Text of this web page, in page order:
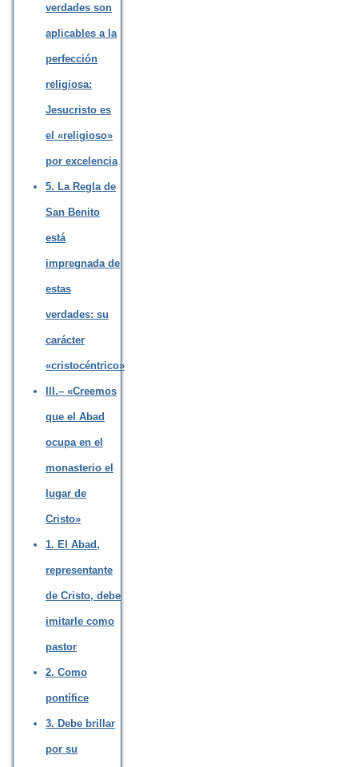
verdades son
aplicables a la
perfección
religiosa:
Jesucristo es
el «religioso»
por excelencia
5. La Regla de
San Benito
está
impregnada de
estas
verdades: su
carácter
«cristocéntrico»
III.– «Creemos
que el Abad
ocupa en el
monasterio el
lugar de
Cristo»
1. El Abad,
representante
de Cristo, debe
imitarle como
pastor
2. Como
pontífice
3. Debe brillar
por su